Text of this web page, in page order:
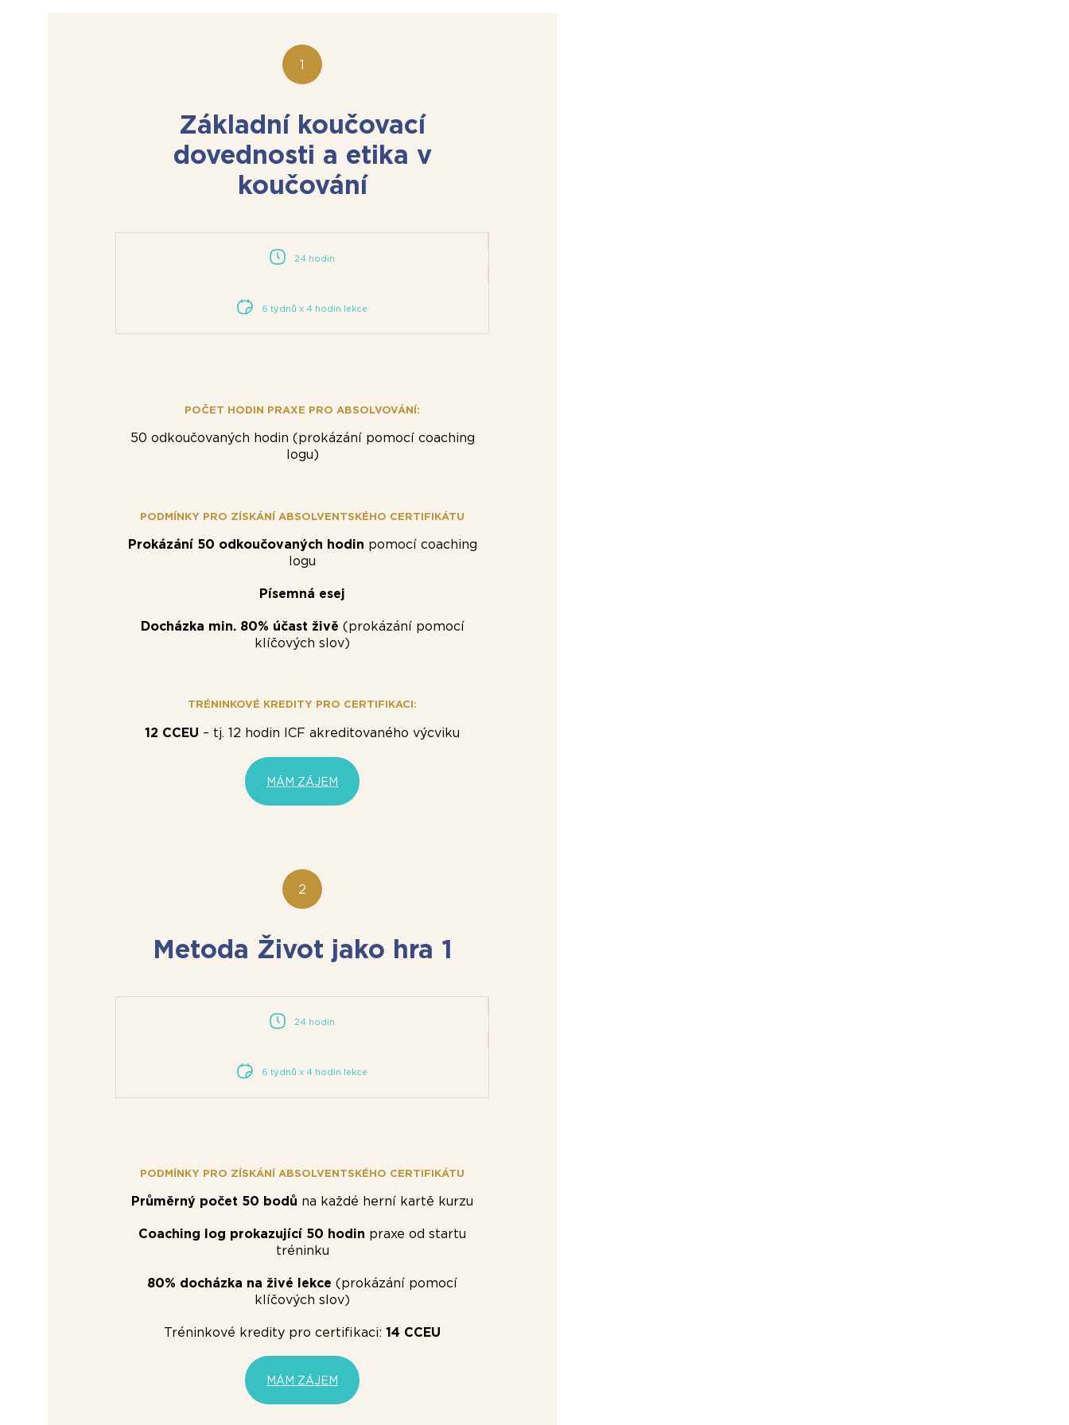
Základní koučovací
dovednosti a etika v
koučování
24 hodin
6 týdnů x 4 hodin lekce
POČET HODIN PRAXE PRO ABSOLVOVÁNÍ:
50 odkoučovaných hodin (prokázání pomocí coaching
logu)
PODMÍNKY PRO ZÍSKÁNÍ ABSOLVENTSKÉHO CERTIFIKÁTU
Prokázání 50 odkoučovaných hodin pomocí coaching
logu
Písemná esej
Docházka min. 80% účast živě (prokázání pomocí
klíčových slov)
TRÉNINKOVÉ KREDITY PRO CERTIFIKACI:
12 CCEU – tj. 12 hodin ICF akreditovaného výcviku
MÁM ZÁJEM
Metoda Život jako hra 1
24 hodin
6 týdnů x 4 hodin lekce
PODMÍNKY PRO ZÍSKÁNÍ ABSOLVENTSKÉHO CERTIFIKÁTU
Průměrný počet 50 bodů na každé herní kartě kurzu
Coaching log prokazující 50 hodin praxe od startu
tréninku
80% docházka na živé lekce (prokázání pomocí
klíčových slov)
Tréninkové kredity pro certifikaci: 14 CCEU
MÁM ZÁJEM